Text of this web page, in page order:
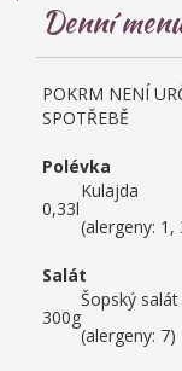
Denní
POKRM NENÍ
SPOTŘEBĚ
Polévka
0,33l
Kulajda
(alergeny: 1,
Salát
300g
Šopský salát
(alergeny: 7)